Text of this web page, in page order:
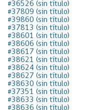
#36526 (sin título)
#37809 (sin título)
#39860 (sin título)
#37813 (sin título)
#38601 (sin título)
#38606 (sin título)
#38617 (sin título)
#38621 (sin título)
#38624 (sin título)
#38627 (sin título)
#38630 (sin título)
#37351 (sin título)
#38633 (sin título)
#38636 (sin título)